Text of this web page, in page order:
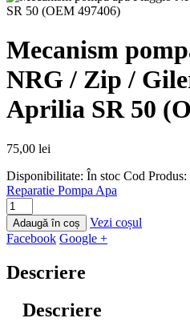
Mecanism
NRG / Zip /
Aprilia SR 50
75,00 lei
Disponibilitate: În stoc Cod Produs:
Reparatie Pompa Apa
Adaugă în coș
Vezi coșul
Facebook Google +
Descriere
Descriere